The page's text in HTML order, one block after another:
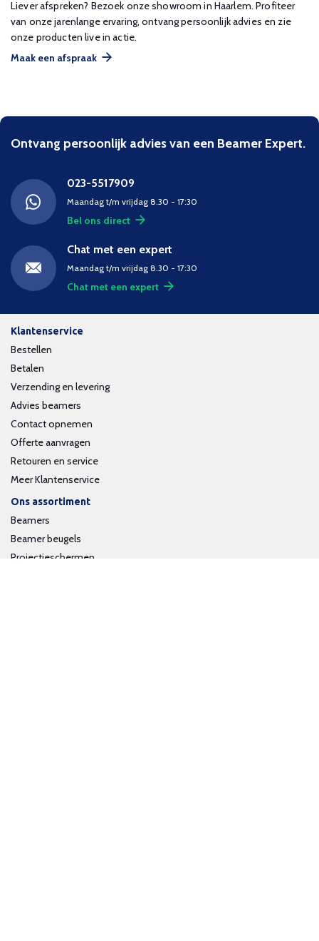
Liever afspreken? Bezoek onze showroom in Haarlem. Profiteer
van onze jarenlange ervaring, ontvang persoonlijk advies en zie
onze producten live in actie.
Maak een afspraak
Ontvang persoonlijk advies van een Beamer Expert.
023-5517909
Maandag t/m vrijdag 8.30 - 17:30
Bel ons direct
Chat met een expert
Maandag t/m vrijdag 8.30 - 17:30
Chat met een expert
Klantenservice
Bestellen
Betalen
Verzending en levering
Advies beamers
Contact opnemen
Offerte aanvragen
Retouren en service
Meer Klantenservice
Ons assortiment
Beamers
Beamer beugels
Projectieschermen